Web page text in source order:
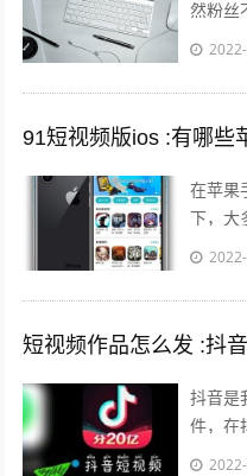
然粉丝
账号的
在苹果
下，大
但是还
短视频作品怎么发 :抖
抖音是
件，在
发布自